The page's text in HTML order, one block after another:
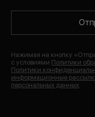
Нажимая на кнопку «
с условиями Политики
Политики
информационные
персональных данных